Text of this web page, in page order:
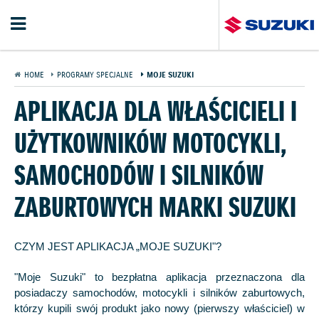
HOME PROGRAMY SPECJALNE MOJE SUZUKI
APLIKACJA DLA WŁAŚCICIELI I
UŻYTKOWNIKÓW MOTOCYKLI,
SAMOCHODÓW I SILNIKÓW
ZABURTOWYCH MARKI SUZUKI
CZYM JEST APLIKACJA „MOJE SUZUKI"?
"Moje Suzuki" to bezpłatna aplikacja przeznaczona dla
posiadaczy samochodów, motocykli i silników zaburtowych,
którzy kupili swój produkt jako nowy (pierwszy właściciel) w